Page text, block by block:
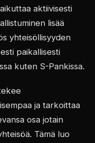
aktiivisesti
lisää
yhteisöllisyyden
paikallisesti
kuten S-Pankissa.
ja tarkoittaa
osa jotain
Tämä luo